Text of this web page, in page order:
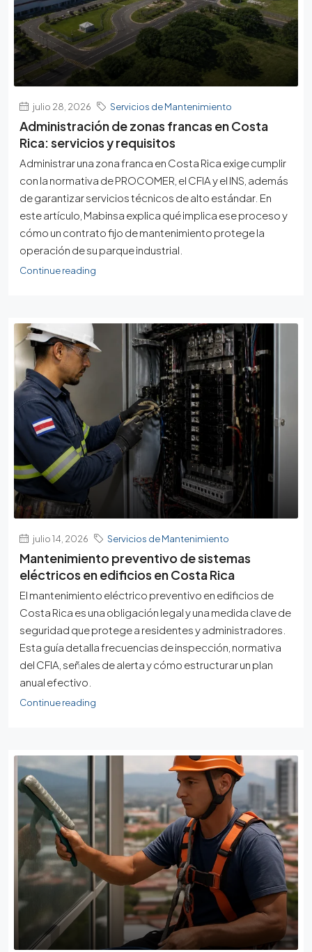
julio 28, 2026 Servicios de Mantenimiento
Administración de zonas francas en Costa
Rica: servicios y requisitos
Administrar una zona franca en Costa Rica exige cumplir
con la normativa de PROCOMER, el CFIA y el INS, además
de garantizar servicios técnicos de alto estándar. En
este artículo, Mabinsa explica qué implica ese proceso y
cómo un contrato fijo de mantenimiento protege la
operación de su parque industrial.
Continue reading
julio 14, 2026 Servicios de Mantenimiento
Mantenimiento preventivo de sistemas
eléctricos en edificios en Costa Rica
El mantenimiento eléctrico preventivo en edificios de
Costa Rica es una obligación legal y una medida clave de
seguridad que protege a residentes y administradores.
Esta guía detalla frecuencias de inspección, normativa
del CFIA, señales de alerta y cómo estructurar un plan
anual efectivo.
Continue reading